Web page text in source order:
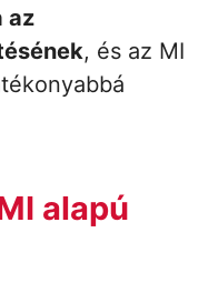
az
, és az MI
alapú